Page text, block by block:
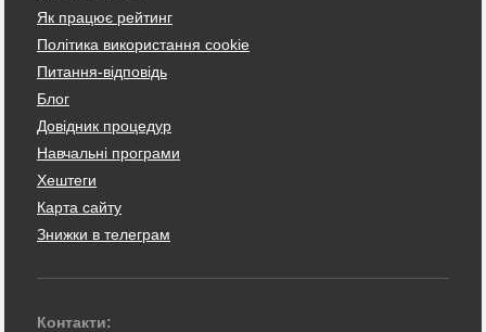
Як працює рейтинг
Політика використання cookie
Питання-відповідь
Блог
Довідник процедур
Навчальні програми
Хештеги
Карта сайту
Знижки в телеграм
Контакти: